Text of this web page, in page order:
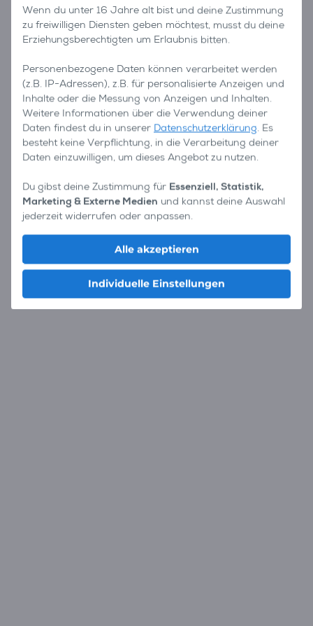
Wenn du unter 16 Jahre alt bist und deine Zustimmung
zu freiwilligen Diensten geben möchtest, musst du deine
Erziehungsberechtigten um Erlaubnis bitten.
Personenbezogene Daten können verarbeitet werden
(z.B. IP-Adressen), z.B. für personalisierte Anzeigen und
Inhalte oder die Messung von Anzeigen und Inhalten.
Weitere Informationen über die Verwendung deiner
Daten findest du in unserer Datenschutzerklärung. Es
besteht keine Verpflichtung, in die Verarbeitung deiner
Daten einzuwilligen, um dieses Angebot zu nutzen.
Du gibst deine Zustimmung für Essenziell, Statistik,
Marketing & Externe Medien und kannst deine Auswahl
jederzeit widerrufen oder anpassen.
Individuelle Einstellungen
Alle akzeptieren